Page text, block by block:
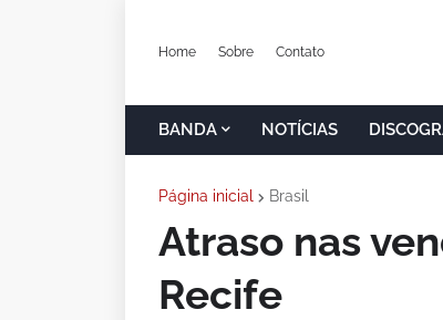
Home Sobre Contato
BANDA NOTÍCIAS
Página inicial Brasil
Atraso nas
Recife